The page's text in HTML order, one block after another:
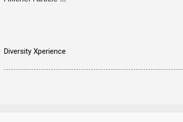
Diversity Xperience